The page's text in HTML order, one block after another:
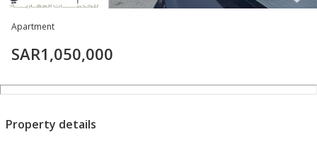
Apartment
SAR1,050,000
Property details